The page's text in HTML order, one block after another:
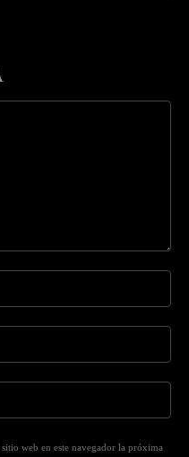
web en este navegador la próxima